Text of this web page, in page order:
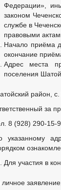
Федерации»,
законом
службе в
правовыми
Начало приёма
окончание
Адрес места
поселения
район,
за
8 (928) 290-15-
указанному
Для участия в
личное